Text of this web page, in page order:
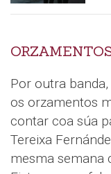
Por outra
os orzamentos
contar coa súa
Tereixa
mesma semana